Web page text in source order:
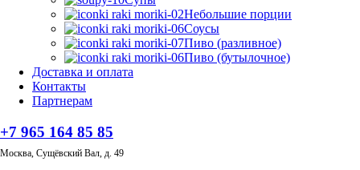
Небольшие порции
Соусы
Пиво (разливное)
Пиво (бутылочное)
Доставка и оплата
Контакты
Партнерам
+7 965 164 85 85
Москва, Сущёвский Вал, д. 49